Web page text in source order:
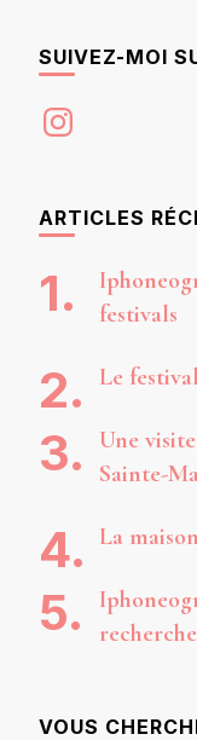
SUIVEZ-MOI
Instagram
ARTICLES
festivals
Le
Une
Sainte-
La
VOUS